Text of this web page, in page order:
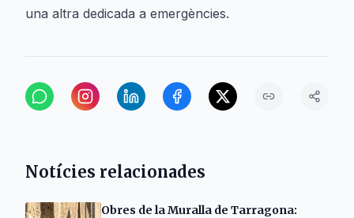
una altra dedicada a emergències.
Notícies relacionades
Obres de la Muralla de Tarragona: